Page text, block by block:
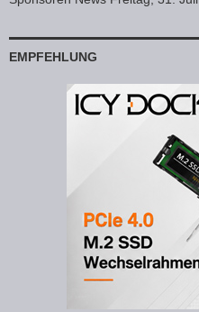
EMPFEHLUNG